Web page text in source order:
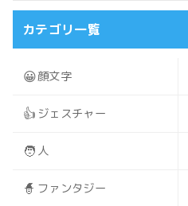
カテゴリ一覧
😀顔文字
👍 ジェスチャー
🧑 人
🧙 ファンタジー